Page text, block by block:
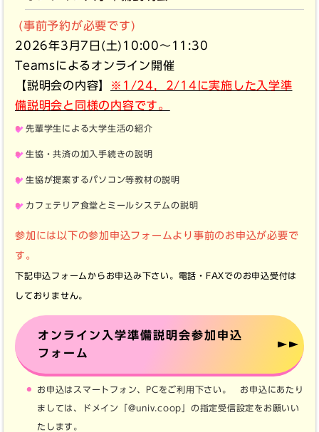
(事前予約が必要です)
2026年3月7日(土)10:00～11:30
Teamsによるオンライン開催
【説明会の内容】
※1/24，2/14に実施した入学準
備説明会と同様の内容です。
先輩学生による大学生活の紹介
生協・共済の加入手続きの説明
生協が提案するパソコン等教材の説明
カフェテリア食堂とミールシステムの説明
参加には以下の参加申込フォームより事前のお申込が必要で
す。
下記申込フォームからお申込み下さい。電話・FAXでのお申込受付は
しておりません。
オンライン入学準備説明会参加申込
フォーム
お申込はスマートフォン、PCをご利用下さい。 お申込にあたり
ましては、ドメイン「@univ.coop」の指定受信設定をお願いい
たします。